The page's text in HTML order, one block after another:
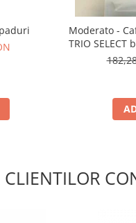
Moderato -
TRIO SELECT
CLIENTILOR